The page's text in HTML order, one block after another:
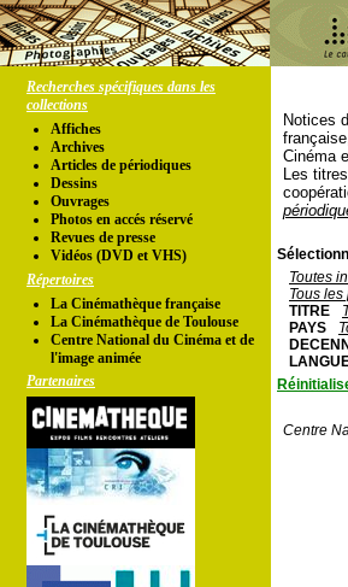
Recherches spécifiques dans les
collections
Affiches
Archives
Articles de périodiques
Dessins
Ouvrages
Photos en accés réservé
Revues de presse
Vidéos (DVD et VHS)
Répertoires
La Cinémathèque française
La Cinémathèque de Toulouse
Centre National du Cinéma et de
l'image animée
Partenaires
Notices
Cinéma
Les
Toutes
Tous
TITRE
PAYS
Centre